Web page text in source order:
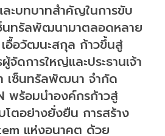
ะบทบาทสำคัญในการขับ
นทรัลพัฒนามาตลอดหลาย
อื้อวัฒนะสกุล ก้าวขึ้นสู่
จัดการใหญ่และประธานเจ้า
เซ็นทรัลพัฒนา จำกัด
พร้อมนำองค์กรก้าวสู่
โตอย่างยั่งยืน การสร้าง
แห่งอนาคต ด้วย